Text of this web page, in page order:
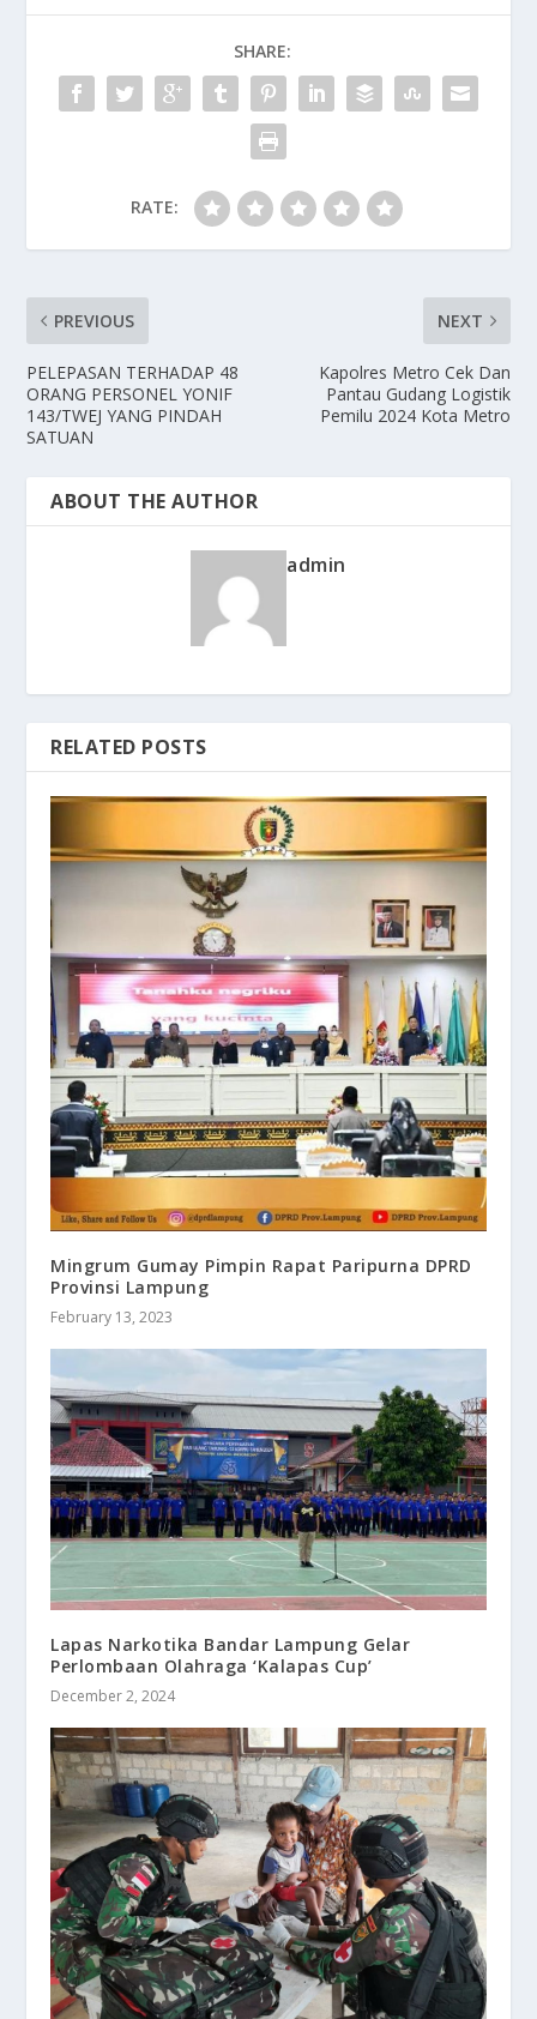
o
o
k
o
n SHARE:
RATE:
PREVIOUS
PELEPASAN TERHADAP 48
ORANG PERSONEL YONIF
143/TWEJ YANG PINDAH
SATUAN
NEXT
Kapolres Metro Cek Dan
Pantau Gudang Logistik
Pemilu 2024 Kota Metro
ABOUT THE AUTHOR
admin
RELATED POSTS
Mingrum Gumay Pimpin Rapat Paripurna DPRD
Provinsi Lampung
February 13, 2023
Lapas Narkotika Bandar Lampung Gelar
Perlombaan Olahraga ‘Kalapas Cup’
December 2, 2024